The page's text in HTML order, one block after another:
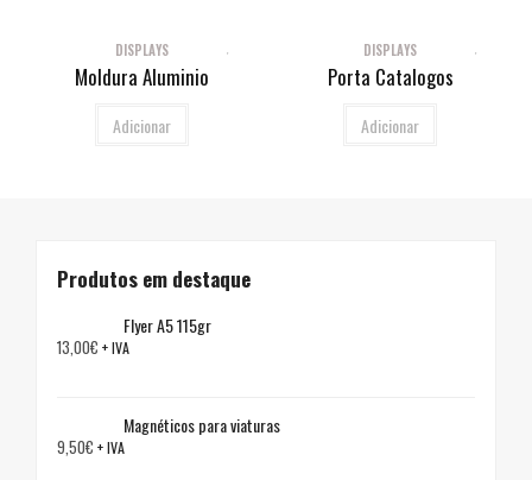
DISPLAYS
Moldura Aluminio
Adicionar
DISPLAYS
Porta Catalogos
Adicionar
Produtos em destaque
Flyer A5 115gr
13,00€ + IVA
Magnéticos para viaturas
9,50€ + IVA